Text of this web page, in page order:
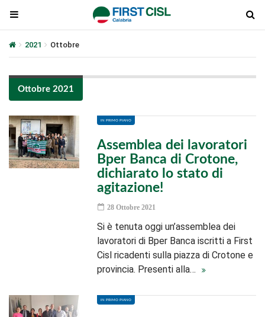
2021 Ottobre
Ottobre 2021
IN PRIMO PIANO
Assemblea dei lavoratori
Bper Banca di Crotone,
dichiarato lo stato di
agitazione!
28 Ottobre 2021
Si è tenuta oggi un’assemblea dei
lavoratori di Bper Banca iscritti a First
Cisl ricadenti sulla piazza di Crotone e
provincia. Presenti alla…
IN PRIMO PIANO